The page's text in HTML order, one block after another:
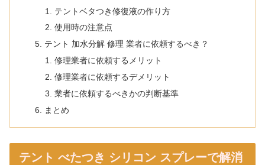
テントベタつき修復液の作り方
使用時の注意点
テント 加水分解 修理 業者に依頼するべき？
修理業者に依頼するメリット
修理業者に依頼するデメリット
業者に依頼するべきかの判断基準
まとめ
テント べたつき シリコン スプレーで解消